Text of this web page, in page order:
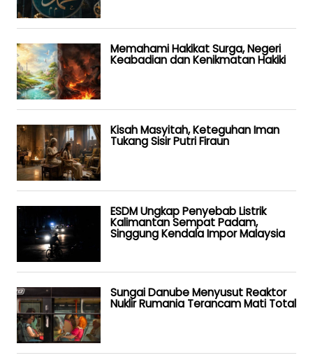
Memahami Hakikat Surga, Negeri
Keabadian dan Kenikmatan Hakiki
Kisah Masyitah, Keteguhan Iman
Tukang Sisir Putri Firaun
ESDM Ungkap Penyebab Listrik
Kalimantan Sempat Padam,
Singgung Kendala Impor Malaysia
Sungai Danube Menyusut Reaktor
Nuklir Rumania Terancam Mati Total